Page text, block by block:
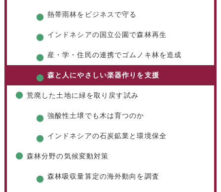
熱帯雨林をビジネスで守る
インドネシアの国立公園で森林再生
産・学・住民の連携でゴムノキ林を造成
森と人にやさしい楽器作りを支援
荒廃した土地に緑を取り戻す試み
強酸性土壌でも木は育つのか
インドネシアの石炭鉱業と環境保全
森林分野の気候変動対策
森林吸収量算定の海外動向を調査